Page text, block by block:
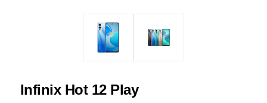
Infinix Hot 12 Play